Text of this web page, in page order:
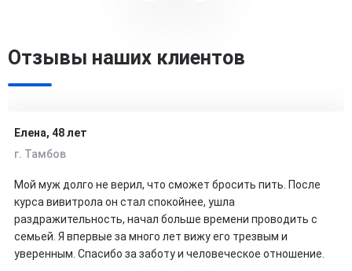
Отзывы наших клиентов
Елена, 48 лет
г. Тамбов
Мой муж долго не верил, что сможет бросить пить. После
курса вивитрола он стал спокойнее, ушла
раздражительность, начал больше времени проводить с
семьей. Я впервые за много лет вижу его трезвым и
уверенным. Спасибо за заботу и человеческое отношение.